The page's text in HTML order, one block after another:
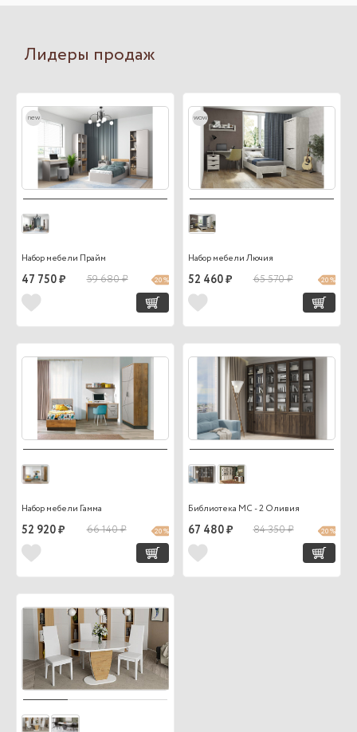
Лидеры продаж
new
Набор мебели Прайм
47 750 ₽ 59 680 ₽ 20 %
wow
Набор мебели Лючия
52 460 ₽ 65 570 ₽ 20 %
Набор мебели Гамма
52 920 ₽ 66 140 ₽ 20 %
Библиотека МС - 2 Оливия
67 480 ₽ 84 350 ₽ 20 %